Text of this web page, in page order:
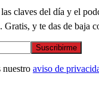
claves del día y el
Gratis, y te das de baja
Suscribirme
nuestro aviso de